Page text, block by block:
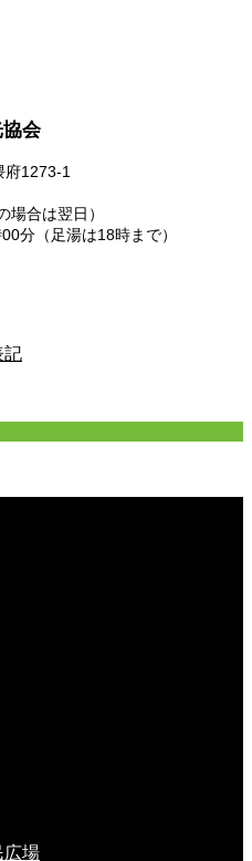
会
1273-1
場合は翌日）
分（足湯は18時まで）
記
広場